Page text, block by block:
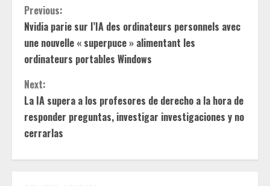
C
o
n
t
i
n
u
Previous:
Nvidia parie sur l’IA des ordinateurs personnels avec
une nouvelle « superpuce » alimentant les
ordinateurs portables Windows
Next:
La IA supera a los profesores de derecho a la hora de
responder preguntas, investigar investigaciones y no
cerrarlas